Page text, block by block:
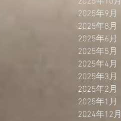
2025年9月
2025年8月
2025年6月
2025年5月
2025年4月
2025年3月
2025年2月
2025年1月
2024年12月